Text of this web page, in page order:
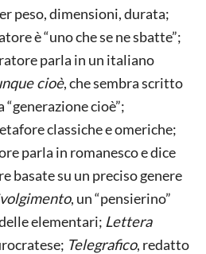
peso, dimensioni, durata;
è “uno che se ne sbatte”;
parla in un italiano
cioè, che sembra scritto
cioè”;
classiche e omeriche;
parla in romanesco e dice
basate su un preciso genere
, un “pensierino”
elementari; Lettera
Telegrafico, redatto